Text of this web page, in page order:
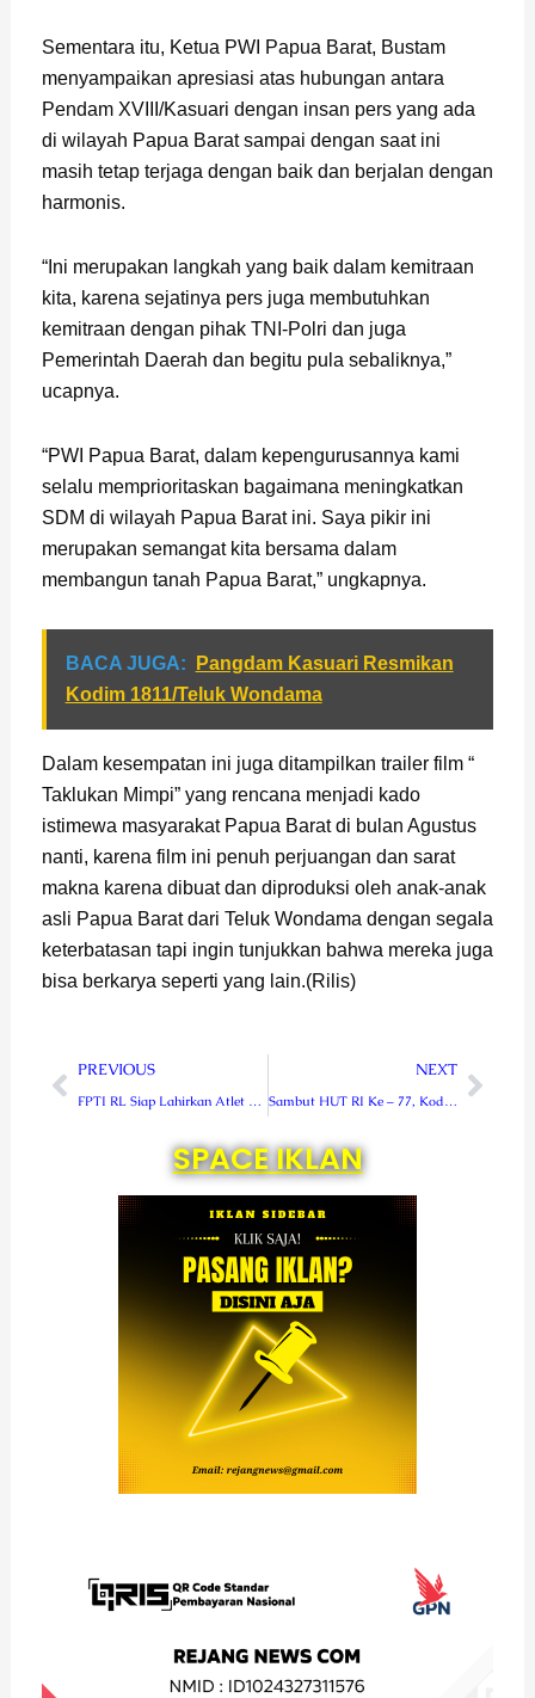
Sementara itu, Ketua PWI Papua Barat, Bustam
menyampaikan apresiasi atas hubungan antara
Pendam XVIII/Kasuari dengan insan pers yang ada
di wilayah Papua Barat sampai dengan saat ini
masih tetap terjaga dengan baik dan berjalan dengan
harmonis.
“Ini merupakan langkah yang baik dalam kemitraan
kita, karena sejatinya pers juga membutuhkan
kemitraan dengan pihak TNI-Polri dan juga
Pemerintah Daerah dan begitu pula sebaliknya,”
ucapnya.
“PWI Papua Barat, dalam kepengurusannya kami
selalu memprioritaskan bagaimana meningkatkan
SDM di wilayah Papua Barat ini. Saya pikir ini
merupakan semangat kita bersama dalam
membangun tanah Papua Barat,” ungkapnya.
BACA JUGA:
Pangdam Kasuari Resmikan
Kodim 1811/Teluk Wondama
Dalam kesempatan ini juga ditampilkan trailer film “
Taklukan Mimpi” yang rencana menjadi kado
istimewa masyarakat Papua Barat di bulan Agustus
nanti, karena film ini penuh perjuangan dan sarat
makna karena dibuat dan diproduksi oleh anak-anak
asli Papua Barat dari Teluk Wondama dengan segala
keterbatasan tapi ingin tunjukkan bahwa mereka juga
bisa berkarya seperti yang lain.(Rilis)
Prev
PREVIOUS
FPTI RL Siap Lahirkan Atlet Panjat Tebing Go Nasional
NEXT
Sambut HUT RI Ke – 77, Kodam Kasuari Dan Pemda Manokwari Kerja Bakti Bersihkan Pasar
Next
SPACE IKLAN